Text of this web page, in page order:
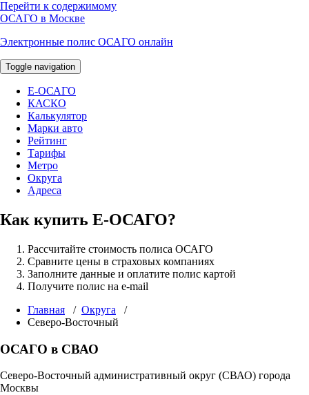
Перейти к содержимому
ОСАГО в Москве
Электронные полис ОСАГО онлайн
Toggle navigation
E-ОСАГО
КАСКО
Калькулятор
Марки авто
Рейтинг
Тарифы
Метро
Округа
Адреса
Как купить Е-ОСАГО?
Рассчитайте стоимость полиса ОСАГО
Сравните цены в страховых компаниях
Заполните данные и оплатите полис картой
Получите полис на e-mail
Главная / Округа /
Северо-Восточный
ОСАГО в СВАО
Северо-Восточный административный округ (СВАО) города
Москвы